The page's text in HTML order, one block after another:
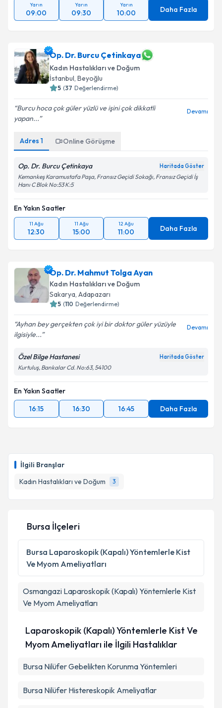
İlgili Branşlar
Kadın Hastalıkları ve Doğum
3
Yarın
09:00
Yarın
09:30
Yarın
10:00 Daha Fazla
Op. Dr. Burcu Çetinkaya
Kadın Hastalıkları ve Doğum
İstanbul, Beyoğlu
5 (37 Değerlendirme)
Burcu hoca çok güler yüzlü ve işini çok dikkatli
yapan...
Devamı
Adres 1 Online Görüşme
Op. Dr. Burcu Çetinkaya Haritada Göster
Kemankeş Karamustafa Paşa, Fransız Geçidi Sokağı, Fransız Geçidi İş
Hanı C Blok No:53 K:5
En Yakın Saatler
11 Ağu
12:30
11 Ağu
15:00
12 Ağu
11:00 Daha Fazla
Op. Dr. Mahmut Tolga Ayan
Kadın Hastalıkları ve Doğum
Sakarya, Adapazarı
5 (110 Değerlendirme)
Ayhan bey gerçekten çok iyi bir doktor güler yüzüyle
ilgisiyle...
Devamı
Özel Bilge Hastanesi Haritada Göster
Kurtuluş, Bankalar Cd. No:63, 54100
En Yakın Saatler
16:15
16:30 16:45 Daha Fazla
Bursa İlçeleri
Bursa Laparoskopik (Kapalı) Yöntemlerle Kist
Ve Myom Ameliyatları
Osmangazi Laparoskopik (Kapalı) Yöntemlerle Kist
Ve Myom Ameliyatları
Laparoskopik (Kapalı) Yöntemlerle Kist Ve
Myom Ameliyatları ile İlgili Hastalıklar
Bursa Nilüfer Gebelikten Korunma Yöntemleri
Bursa Nilüfer Histereskopik Ameliyatlar